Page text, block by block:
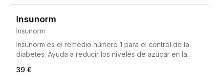
Remedio número 1 para la diabetes
Insunorm
Insunorm
Insunorm es el remedio número 1 para el control de la
diabetes. Ayuda a reducir los niveles de azúcar en la
hipoglucemia y fortalece el sistema inmunológico,
39 €